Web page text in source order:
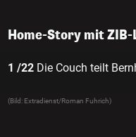
Home-Story mit ZIB-
1 /22 Die Couch teilt
(Bild: Extradienst/Roman Fuhrich)